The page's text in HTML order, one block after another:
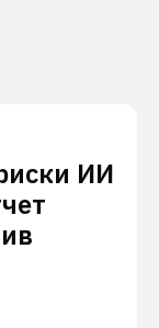
ИИ